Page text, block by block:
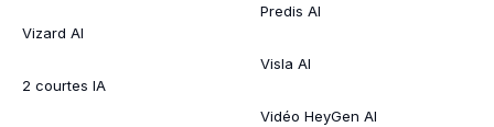
Vizard AI
2 courtes IA
Predis AI
Visla AI
Vidéo HeyGen AI